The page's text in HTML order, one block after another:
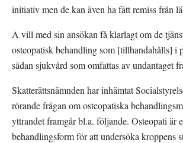
initiativ men de kan även ha fått remiss från
A vill med sin ansökan få klarlagt om de
osteopatisk behandling som [tillhandahålls] i
sådan sjukvård som omfattas av undantaget
Skatterättsnämnden har inhämtat
rörande frågan om osteopatiska
yttrandet framgår bl.a. följande. Osteopati är
behandlingsform för att undersöka kroppens